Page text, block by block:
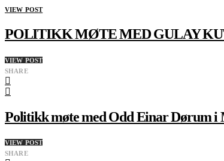
VIEW POST
POLITIKK MØTE MED GULAY
VIEW POST
SHARE
Politikk møte med Odd Einar Dørum i
VIEW POST
SHARE